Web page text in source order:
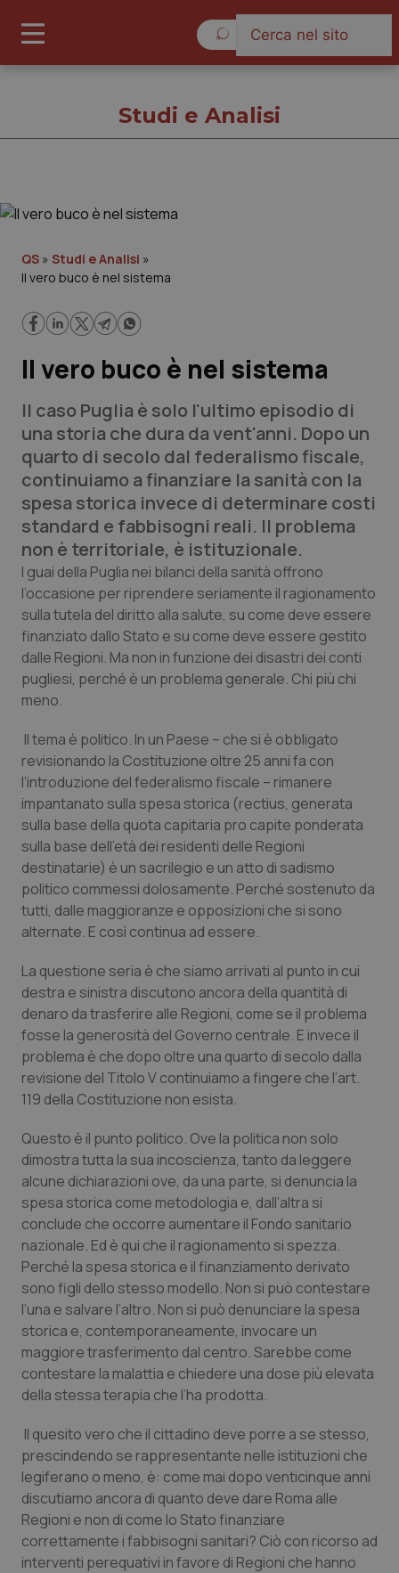
Cronache
Scienza e Farmaci
Studi e Analisi
Lettere al direttore
Edizioni Regionali
QS Pro
Professionisti Sanitari.AI
Basilicata
Calabria
Campania
Emilia-Romagna
Lazio
Liguria
Lombardia
Marche
Molise
Piemonte
Provincia Autonoma di Bolzano
Provincia Autonoma di Trento
Puglia
Sicilia
Toscana
Umbria
Artrite & artrosi
Asma & BPCO
Car-T
Colesterolo & coronaropatie
Diabete & glucometri
Disturbi dell’umore
Dolore
Donna & Salute
Epatiti
HIV
Infezioni & Febbre
Ipertensione & Scompenso
Malattie rare
Neuroscienze & patologie neurodegenerative
Obesità
Oftalmologia
QS Club Newsletter
Studi e Analisi
QS » Studi e Analisi »
Il vero buco è nel sistema
Il vero buco è nel sistema
Il caso Puglia è solo l'ultimo episodio di
una storia che dura da vent'anni. Dopo un
quarto di secolo dal federalismo fiscale,
continuiamo a finanziare la sanità con la
spesa storica invece di determinare costi
standard e fabbisogni reali. Il problema
non è territoriale, è istituzionale.
I guai della Puglia nei bilanci della sanità offrono
l’occasione per riprendere seriamente il ragionamento
sulla tutela del diritto alla salute, su come deve essere
finanziato dallo Stato e su come deve essere gestito
dalle Regioni. Ma non in funzione dei disastri dei conti
pugliesi, perché è un problema generale. Chi più chi
meno.
Il tema è politico. In un Paese – che si è obbligato
revisionando la Costituzione oltre 25 anni fa con
l’introduzione del federalismo fiscale – rimanere
impantanato sulla spesa storica (rectius, generata
sulla base della quota capitaria pro capite ponderata
sulla base dell’età dei residenti delle Regioni
destinatarie) è un sacrilegio e un atto di sadismo
politico commessi dolosamente. Perché sostenuto da
tutti, dalle maggioranze e opposizioni che si sono
alternate. E così continua ad essere.
La questione seria è che siamo arrivati al punto in cui
destra e sinistra discutono ancora della quantità di
denaro da trasferire alle Regioni, come se il problema
fosse la generosità del Governo centrale. E invece il
problema è che dopo oltre una quarto di secolo dalla
revisione del Titolo V continuiamo a fingere che l’art.
119 della Costituzione non esista.
Questo è il punto politico. Ove la politica non solo
dimostra tutta la sua incoscienza, tanto da leggere
alcune dichiarazioni ove, da una parte, si denuncia la
spesa storica come metodologia e, dall’altra si
conclude che occorre aumentare il Fondo sanitario
nazionale. Ed è qui che il ragionamento si spezza.
Perché la spesa storica e il finanziamento derivato
sono figli dello stesso modello. Non si può contestare
l’una e salvare l’altro. Non si può denunciare la spesa
storica e, contemporaneamente, invocare un
maggiore trasferimento dal centro. Sarebbe come
contestare la malattia e chiedere una dose più elevata
della stessa terapia che l’ha prodotta.
Il quesito vero che il cittadino deve porre a se stesso,
prescindendo se rappresentante nelle istituzioni che
legiferano o meno, è: come mai dopo venticinque anni
discutiamo ancora di quanto deve dare Roma alle
Regioni e non di come lo Stato finanziare
correttamente i fabbisogni sanitari? Ciò con ricorso ad
interventi perequativi in favore di Regioni che hanno